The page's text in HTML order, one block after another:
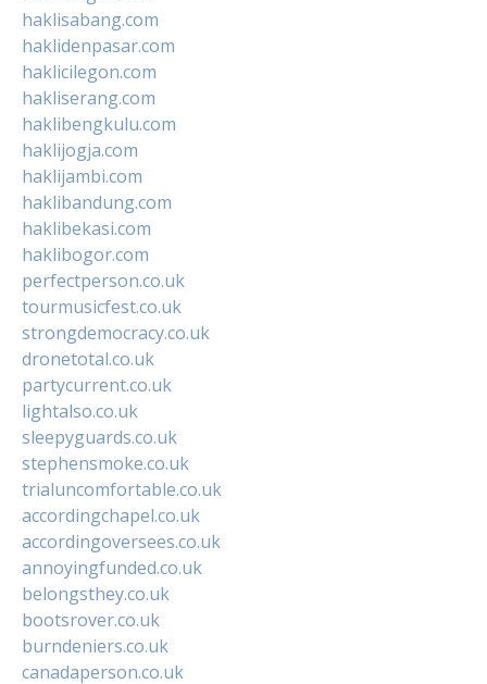
haklisabang.com
haklidenpasar.com
haklicilegon.com
hakliserang.com
haklibengkulu.com
haklijogja.com
haklijambi.com
haklibandung.com
haklibekasi.com
haklibogor.com
perfectperson.co.uk
tourmusicfest.co.uk
strongdemocracy.co.uk
dronetotal.co.uk
partycurrent.co.uk
lightalso.co.uk
sleepyguards.co.uk
stephensmoke.co.uk
trialuncomfortable.co.uk
accordingchapel.co.uk
accordingoversees.co.uk
annoyingfunded.co.uk
belongsthey.co.uk
bootsrover.co.uk
burndeniers.co.uk
canadaperson.co.uk